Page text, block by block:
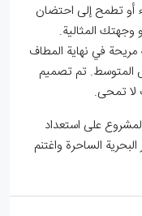
أو تطمح إلى احتضان
وجهتك المثالية.
في نهاية المطاف
المتوسط. تم تصميم
لا تمحى.
على استعداد
الساحرة واغتنم